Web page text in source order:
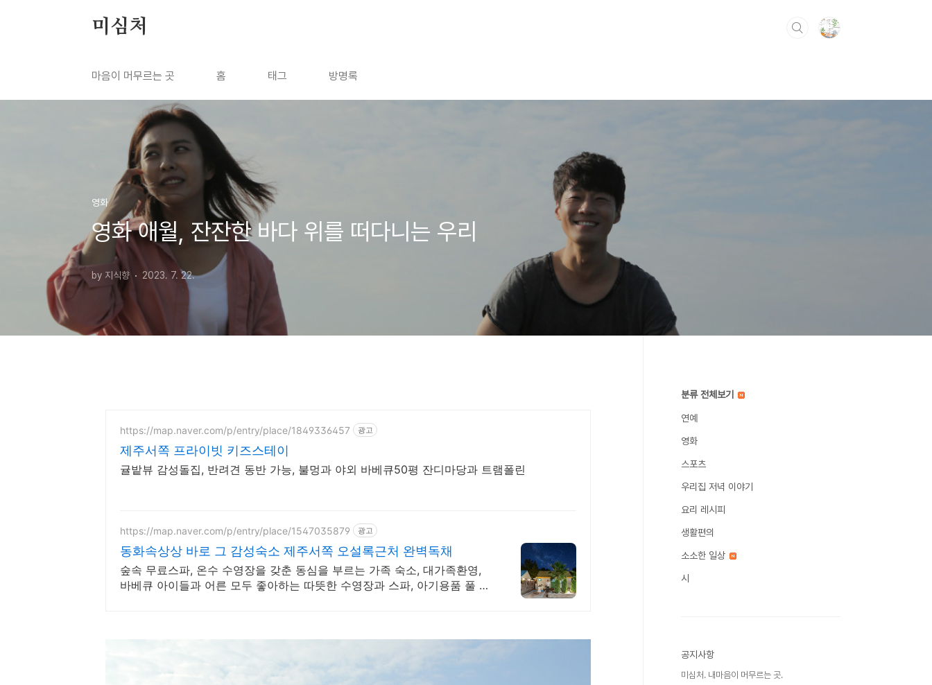
미심처
마음이 머무르는 곳 홈 태그 방명록
영화
영화 애월, 잔잔한 바다 위를 떠다니는 우리
by 지식향 2023. 7. 22.
https://map.naver.com/p/entry/place/1849336457 광고
제주서쪽 프라이빗 키즈스테이
귤밭뷰 감성돌집, 반려견 동반 가능, 불멍과 야외 바베큐50평 잔디마당과 트램폴린
https://map.naver.com/p/entry/place/1547035879 광고
동화속상상 바로 그 감성숙소 제주서쪽 오설록근처 완벽독채
숲속 무료스파, 온수 수영장을 갖춘 동심을 부르는 가족 숙소, 대가족환영,
바베큐 아이들과 어른 모두 좋아하는 따뜻한 수영장과 스파, 아기용품 풀 세
분류 전체보기
연예
영화
스포츠
우리집 저녁 이야기
요리 레시피
생활편의
소소한 일상
시
공지사항
미심처. 내마음이 머무르는 곳.